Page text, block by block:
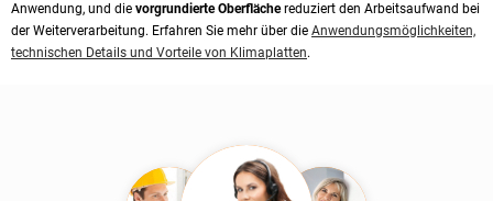
Anwendung, und die vorgrundierte Oberflächereduziert den Arbeitsaufwand bei
der Weiterverarbeitung. Erfahren Sie mehr über die Anwendungsmöglichkeiten,
technischen Details und Vorteile von Klimaplatten.